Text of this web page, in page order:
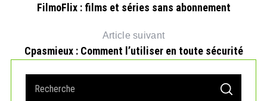
FilmoFlix : films et séries sans abonnement
Article suivant
Cpasmieux : Comment l’utiliser en toute sécurité
S